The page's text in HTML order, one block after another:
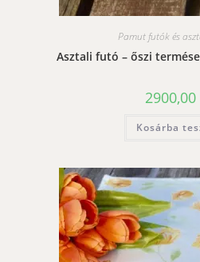
Pamut futók és
Asztali futó – őszi
2900,00
Kosárba